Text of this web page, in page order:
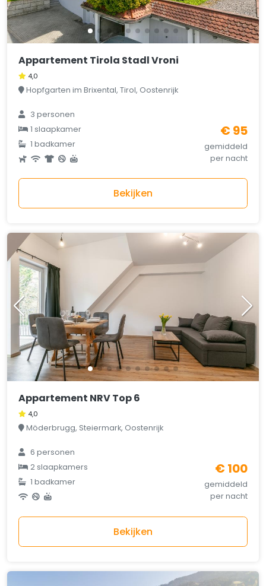
Appartement Tirola Stadl Vroni
4,0
Hopfgarten im Brixental, Tirol, Oostenrijk
3 personen
1 slaapkamer
1 badkamer
€ 95
gemiddeld
per nacht
Bekijken
Appartement NRV Top 6
4,0
Möderbrugg, Steiermark, Oostenrijk
6 personen
2 slaapkamers
1 badkamer
€ 100
gemiddeld
per nacht
Bekijken